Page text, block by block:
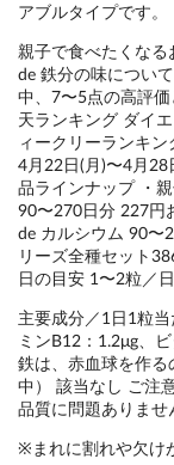
アブルタイプです。
親子で食べたくな
de 鉄分の味につい
中、7〜5点の高評
天ランキング ダイ
ィークリーランキ
4月22日(月)〜4月
品ラインナップ ・
90〜270日分 227円
de カルシウム 90〜
リーズ全種セット
日の目安 1〜2粒／
主要成分／1日1粒
ミンB12：1.2μg、
鉄は、赤血球を作
中） 該当なし ご注
品質に問題ありませ
※まれに割れや欠け